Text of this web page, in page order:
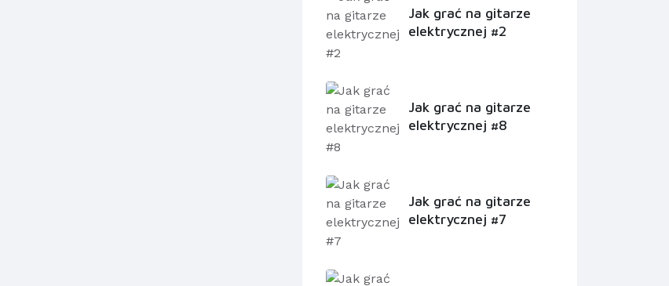
Jak grać na gitarze
elektrycznej #2
Jak grać na gitarze
elektrycznej #8
Jak grać na gitarze
elektrycznej #7